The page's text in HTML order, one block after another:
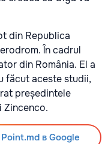
din Republica
În cadrul
din România. El a
făcut aceste studii,
președintele
Zincenco.
в Google